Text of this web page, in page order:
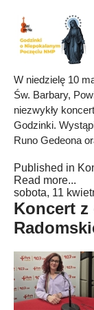
W niedzielę 10
Św. Barbary,
niezwykły
Godzinki.
Runo Gedeona
Published in
Read more...
sobota, 11
Koncert z